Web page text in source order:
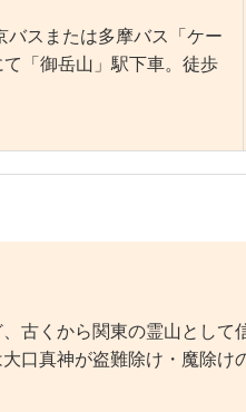
バスまたは多摩バス「ケー
「御岳山」駅下車。徒歩
古くから関東の霊山として
口真神が盗難除け・魔除け